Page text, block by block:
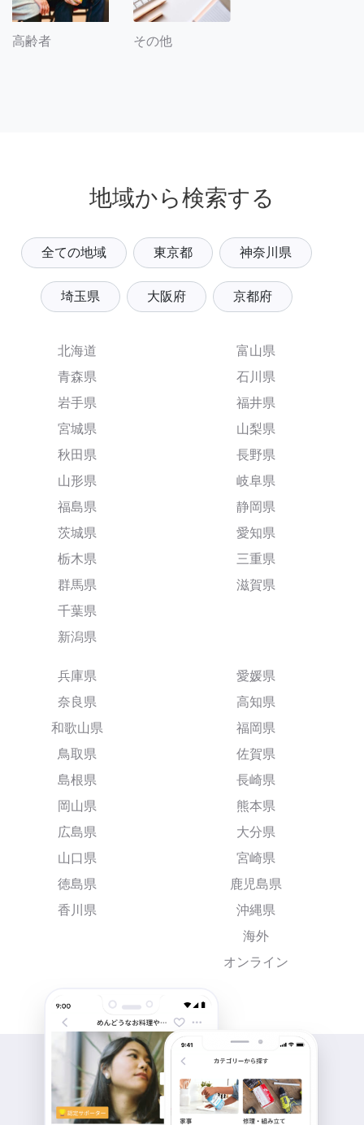
高齢者 その他
地域から検索する
全ての地域 東京都 神奈川県
埼玉県 大阪府 京都府
北海道
青森県
岩手県
宮城県
秋田県
山形県
福島県
茨城県
栃木県
群馬県
千葉県
新潟県
富山県
石川県
福井県
山梨県
長野県
岐阜県
静岡県
愛知県
三重県
滋賀県
兵庫県
奈良県
和歌山県
鳥取県
島根県
岡山県
広島県
山口県
徳島県
香川県
愛媛県
高知県
福岡県
佐賀県
長崎県
熊本県
大分県
宮崎県
鹿児島県
沖縄県
海外
オンライン